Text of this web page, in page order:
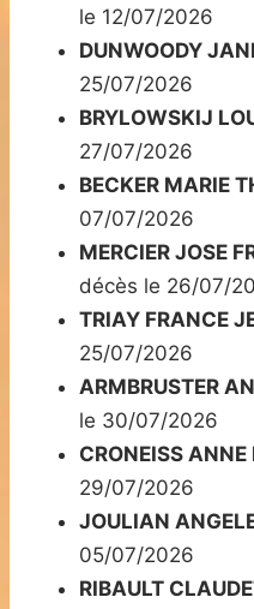
le 12/07/2026
DUNWOODY
25/07/2026
BRYLOWSKIJ
27/07/2026
BECKER MARIE
07/07/2026
MERCIER JOSE
décès le 26/07/
TRIAY FRANCE
25/07/2026
ARMBRUSTER
le 30/07/2026
CRONEISS ANNE
29/07/2026
JOULIAN
05/07/2026
RIBAULT